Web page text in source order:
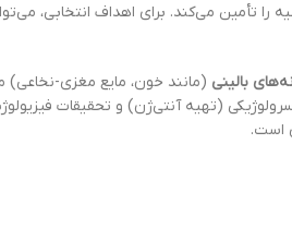
بالینی (مانند خون، مایع مغزی-
(تهیه آنتی‌ژن) و تحقیقات
است.